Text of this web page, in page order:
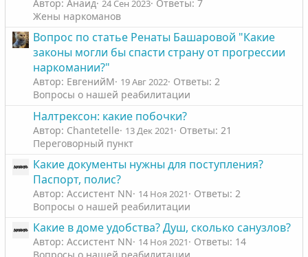
Автор: Анаид 24 Сен 2023 Ответы: 7
Жены наркоманов
Вопрос по статье Ренаты Башаровой "Какие
законы могли бы спасти страну от прогрессии
наркомании?"
Автор: ЕвгенийM 19 Авг 2022 Ответы: 2
Вопросы о нашей реабилитации
Налтрексон: какие побочки?
Автор: Chantetelle 13 Дек 2021
Ответы: 21
Переговорный пункт
Какие документы нужны для поступления?
Паспорт, полис?
Автор: Ассистент NN 14 Ноя 2021
Ответы: 2
Вопросы о нашей реабилитации
Какие в доме удобства? Душ, сколько санузлов?
Автор: Ассистент NN 14 Ноя 2021
Ответы: 14